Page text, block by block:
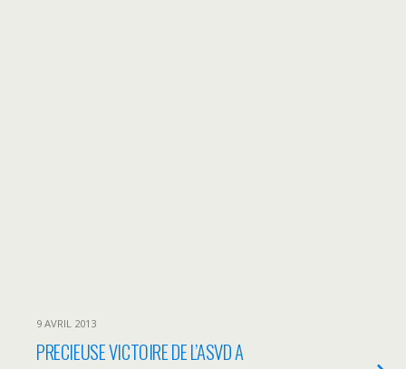
9 AVRIL 2013
PRECIEUSE VICTOIRE DE L’ASVD A